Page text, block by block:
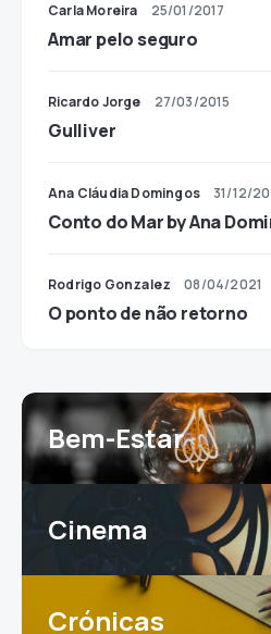
Carla Moreira 25/01/2017
Amar pelo seguro
Ricardo Jorge 27/03/2015
Gulliver
Ana Cláudia Domingos 31/12/
Conto do Mar by Ana
Rodrigo Gonzalez 08/04/2021
O ponto de não retorno
Bem-Estar
Cinema
Crónicas